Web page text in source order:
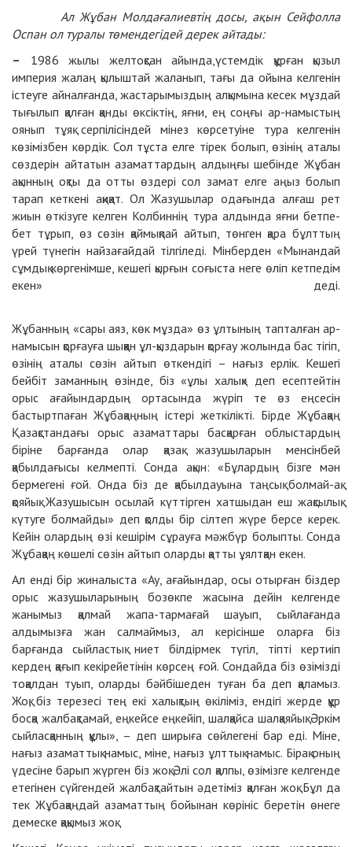
Ал Жұбан Молдағалиевтің досы, ақын Сейфолла
Оспан ол туралы төмендегідей дерек айтады:
– 1986 жылы желтоқсан айында,үстемдік құрған қызыл
империя жалаң қылыштай жаланып, тағы да ойына келгенін
істеуге айналғанда, жастарымыздың алқымына кесек мұздай
тығылып қалған қанды өксіктің, яғни, ең соңғы ар-намыстың
оянып тұяқ серпілісіндей мінез көрсетуіне тура келгенін
көзімізбен көрдік. Сол тұста елге тірек болып, өзінің аталы
сөздерін айтатын азаматтардың алдыңғы шебінде Жұбан
ақынның оқты да отты өздері сол замат елге аңыз болып
тарап кеткені ақиқат. Ол Жазушылар одағында алғаш рет
жиын өткізуге келген Колбиннің тура алдында яғни бетпе-
бет тұрып, өз сөзін қаймықпай айтып, төнген қара бұлттың
үрей түнегін найзағайдай тілгіледі. Мінберден «Мынандай
сұмдық көргенімше, кешегі қырғын соғыста неге өліп кетпедім
екен» деді.
Жұбанның «сары аяз, көк мұзда» өз ұлтының тапталған ар-
намысын қорғауға шыққан ұл-қыздарын қорғау жолында бас тігіп,
өзінің аталы сөзін айтып өткендігі – нағыз ерлік. Кешегі
бейбіт заманның өзінде, біз «ұлы халық» деп есептейтін
орыс ағайындардың ортасында жүріп те өз еңсесін
бастыртпаған Жұбақаңның істері жеткілікті. Бірде Жұбақаң
Қазақстандағы орыс азаматтары басқарған облыстардың
біріне барғанда олар қазақ жазушыларын менсінбей
қабылдағысы келмепті. Сонда ақын: «Бұлардың бізге мән
бермегені ғой. Онда біз де қабылдауына таңсық болмай-ақ
қояйық. Жазушысын осылай күттірген хатшыдан еш жақсылық
күтуге болмайды» деп қолды бір сілтеп жүре берсе керек.
Кейін олардың өзі кешірім сұрауға мәжбүр болыпты. Сонда
Жұбақаң көшелі сөзін айтып оларды қатты ұялтқан екен.
Ал енді бір жиналыста «Ау, ағайындар, осы отырған біздер
орыс жазушыларының бозөкпе жасына дейін келгенде
жанымыз қалмай жапа-тармағай шауып, сыйлағанда
алдымызға жан салмаймыз, ал керісінше оларға біз
барғанда сыйластық ниет білдірмек түгіл, тіпті кертиіп
кердең қағып кекірейетінін көрсең ғой. Сондайда біз өзімізді
тоқалдан туып, оларды бәйбішеден туған ба деп қаламыз.
Жоқ, біз терезесі тең екі халықтың өкіліміз, ендігі жерде құр
босқа жалбақтамай, еңкейсе еңкейіп, шалқайса шалқаяйық. Әркім
сыйласқанның құлы», – деп ширыға сөйлегені бар еді. Міне,
нағыз азаматтық намыс, міне, нағыз ұлттық намыс. Бірақ оның
үдесіне барып жүрген біз жоқ. Әлі сол қалпы, өзімізге келгенде
етегінен сүйгендей жалбақтайтын әдетіміз қалған жоқ. Бұл да
тек Жұбақаңдай азаматтың бойынан көрініс беретін өнеге
демеске қақымыз жоқ.